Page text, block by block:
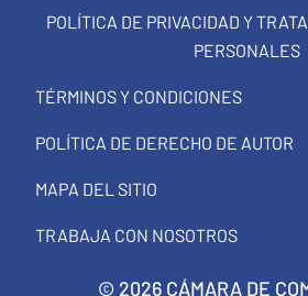
POLÍTICA DE PRIVACIDAD Y
PERSONALES
TÉRMINOS Y CONDICIONES
POLÍTICA DE DERECHO DE AUTOR
MAPA DEL SITIO
TRABAJA CON NOSOTROS
© 2026 CÁMARA DE